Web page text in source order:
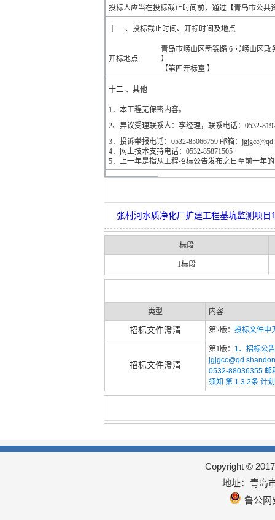
投标人应当在投标截止时间前，通过【青岛市公
十一 、投标截止时间、开标时间及地点
开标地点:
青岛市崂山区新锦路 6 号崂山区政
】
【第四开标室 】
十二 、其他
1．本工程无保密内容。
2、异议受理联系人：李经理，联系电话：0532-
3．投诉举报电话：0532-85066759 邮箱：
4．网上技术支持电话：0532-85871505
5．上一年是指从工程招标公告发布之日至前一年
张村河水质净化厂扩建工程基坑监测项目
标段
1标段
类型 内容
招标文件澄清 第2版： 投标文件中
招标文件澄清
第1版： 1、招标公
0532-88036355 邮
须知 第 1.3.2条 计
Copyright ©
地址：青岛
鲁公网